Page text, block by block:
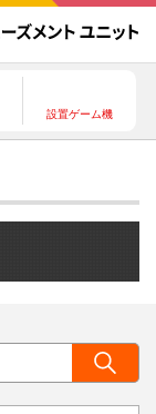
設置ゲーム機